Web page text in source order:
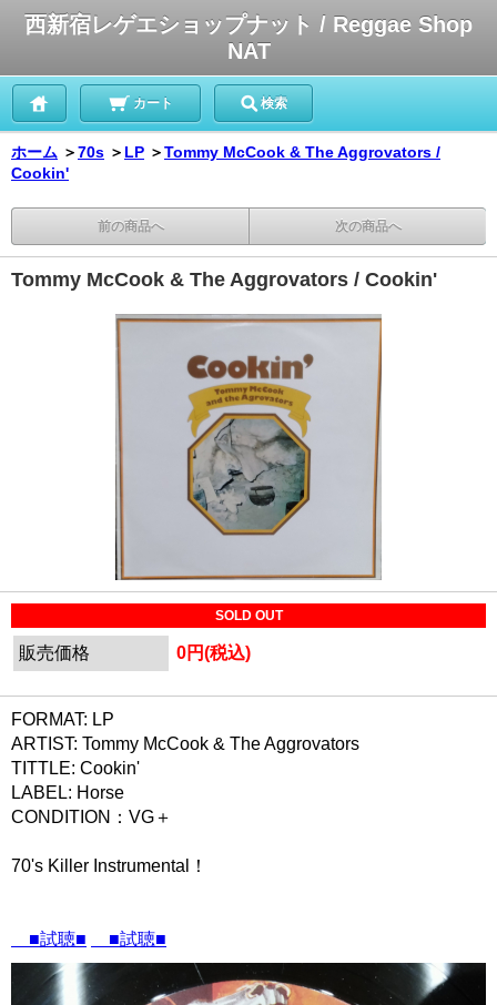
西新宿レゲエショップナット / Reggae Shop
NAT
カート 検索
ホーム ＞70s ＞ LP ＞Tommy McCook & The Aggrovators /
Cookin'
前の商品へ 次の商品へ
Tommy McCook & The Aggrovators / Cookin'
SOLD OUT
販売価格 0円(税込)
FORMAT: LP
ARTIST: Tommy McCook & The Aggrovators
TITTLE: Cookin'
LABEL: Horse
CONDITION：VG＋
70's Killer Instrumental！
■試聴■ ■試聴■